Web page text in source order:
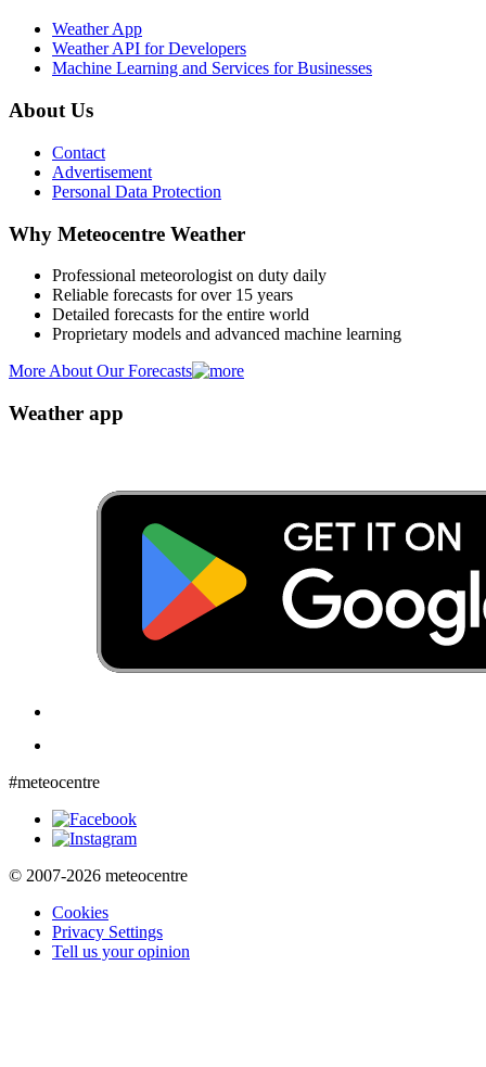
Weather App
Weather API for Developers
Machine Learning and Services for Businesses
About Us
Contact
Advertisement
Personal Data Protection
Why Meteocentre Weather
Professional meteorologist on duty daily
Reliable forecasts for over 15 years
Detailed forecasts for the entire world
Proprietary models and advanced machine learning
More About Our Forecasts
Weather app
#meteocentre
© 2007-2026 meteocentre
Cookies
Privacy Settings
Tell us your opinion